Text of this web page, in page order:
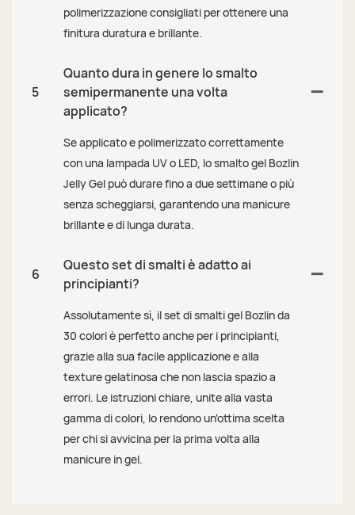
polimerizzazione consigliati per ottenere una
finitura duratura e brillante.
5
Quanto dura in genere lo smalto
semipermanente una volta
applicato?
Se applicato e polimerizzato correttamente
con una lampada UV o LED, lo smalto gel Bozlin
Jelly Gel può durare fino a due settimane o più
senza scheggiarsi, garantendo una manicure
brillante e di lunga durata.
6
Questo set di smalti è adatto ai
principianti?
Assolutamente sì, il set di smalti gel Bozlin da
30 colori è perfetto anche per i principianti,
grazie alla sua facile applicazione e alla
texture gelatinosa che non lascia spazio a
errori. Le istruzioni chiare, unite alla vasta
gamma di colori, lo rendono un'ottima scelta
per chi si avvicina per la prima volta alla
manicure in gel.